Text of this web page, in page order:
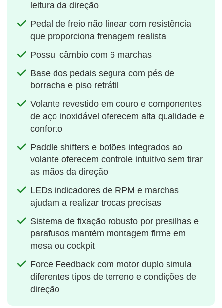
leitura da direção
Pedal de freio não linear com resistência
que proporciona frenagem realista
Possui câmbio com 6 marchas
Base dos pedais segura com pés de
borracha e piso retrátil
Volante revestido em couro e componentes
de aço inoxidável oferecem alta qualidade e
conforto
Paddle shifters e botões integrados ao
volante oferecem controle intuitivo sem tirar
as mãos da direção
LEDs indicadores de RPM e marchas
ajudam a realizar trocas precisas
Sistema de fixação robusto por presilhas e
parafusos mantém montagem firme em
mesa ou cockpit
Force Feedback com motor duplo simula
diferentes tipos de terreno e condições de
direção